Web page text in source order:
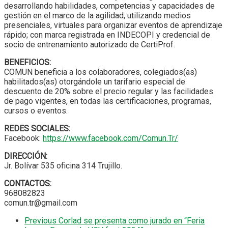
desarrollando habilidades, competencias y capacidades de
gestión en el marco de la agilidad; utilizando medios
presenciales, virtuales para organizar eventos de aprendizaje
rápido; con marca registrada en INDECOPI y credencial de
socio de entrenamiento autorizado de CertiProf.
BENEFICIOS:
COMUN beneficia a los colaboradores, colegiados(as)
habilitados(as) otorgándole un tarifario especial de
descuento de 20% sobre el precio regular y las facilidades
de pago vigentes, en todas las certificaciones, programas,
cursos o eventos.
REDES SOCIALES:
Facebook: https://www.facebook.com/Comun.Tr/
DIRECCIÓN:
Jr. Bolívar 535 oficina 314 Trujillo.
CONTACTOS:
968082823
comun.tr@gmail.com
Previous Corlad se presenta como jurado en “Feria